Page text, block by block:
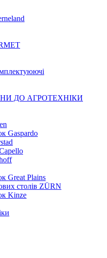
ДО АГРОТЕХНІКИ
Gaspardo
Great Plains
столів ZÜRN
Kinze